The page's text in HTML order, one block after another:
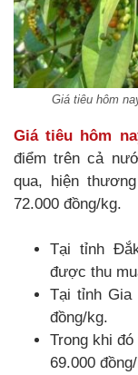
Giá tiêu hôm
Giá tiêu hôm
điểm trên cả
qua, hiện
72.000 đồng/kg.
Tại tỉnh
được thu
Tại tỉnh
đồng/kg.
Trong khi
69.000